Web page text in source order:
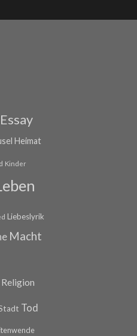
Essay
Heimat
Kinder
Liebeslyrik
Macht
Religion
Tod